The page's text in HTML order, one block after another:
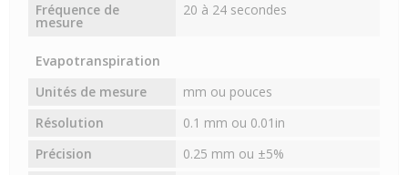
Fréquence de
mesure
20 à 24 secondes
Evapotranspiration
Unités de mesure
mm ou pouces
Résolution
0.1 mm ou 0.01in
Précision
0.25 mm ou ±5%